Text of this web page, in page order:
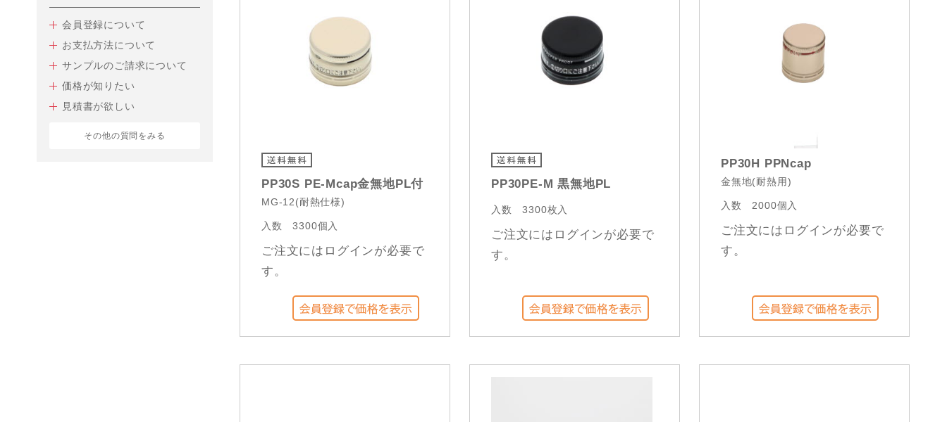
PP30S PE-Mcap金無地PL付
MG-12(耐熱仕様)
入数3300個入
ご注文にはログインが必要で
す。
PP30PE-M 黒無地PL
入数3300枚入
ご注文にはログインが必要で
す。
PP30H PPNcap
金無地(耐熱用)
入数 2000個入
ご注文にはログインが必要で
す。
会員登録について
お支払方法について
サンプルのご請求について
価格が知りたい
見積書が欲しい
その他の質問をみる